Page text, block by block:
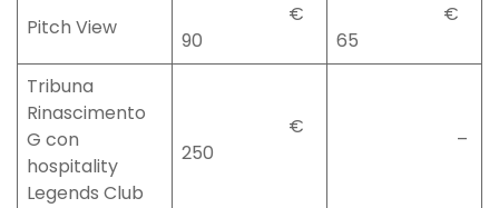
Pitch View
€
90
€
65
Tribuna
Rinascimento
G con
hospitality
Legends Club
€
250
–